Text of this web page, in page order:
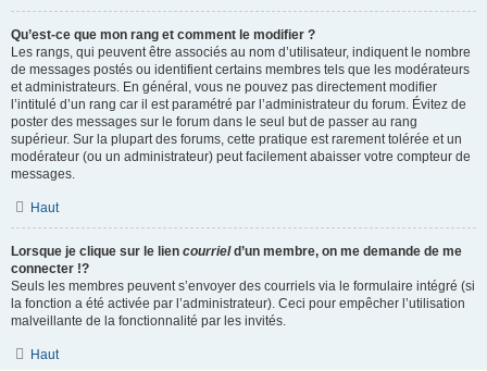
Qu’est-ce que mon rang et comment le modifier ?
Les rangs, qui peuvent être associés au nom d’utilisateur, indiquent le nombre
de messages postés ou identifient certains membres tels que les modérateurs
et administrateurs. En général, vous ne pouvez pas directement modifier
l’intitulé d’un rang car il est paramétré par l’administrateur du forum. Évitez de
poster des messages sur le forum dans le seul but de passer au rang
supérieur. Sur la plupart des forums, cette pratique est rarement tolérée et un
modérateur (ou un administrateur) peut facilement abaisser votre compteur de
messages.
Haut
Lorsque je clique sur le lien courrield’un membre, on me demande de me
connecter !?
Seuls les membres peuvent s’envoyer des courriels via le formulaire intégré (si
la fonction a été activée par l’administrateur). Ceci pour empêcher l’utilisation
malveillante de la fonctionnalité par les invités.
Haut